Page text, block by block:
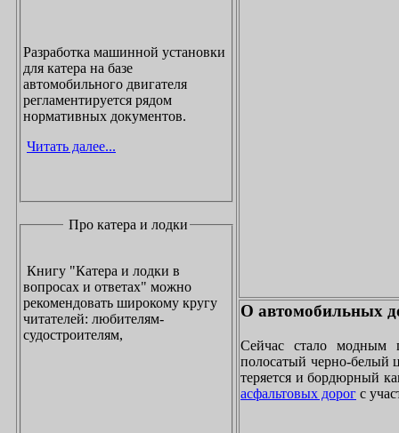
Разработка машинной установки
для катера на базе
автомобильного двигателя
регламентируется рядом
нормативных документов.
Читать далее...
Про катера и лодки
Книгу "Катера и лодки в
вопросах и ответах" можно
рекомендовать широкому кругу
читателей: любителям-
судостроителям,
О автомобильных
Сейчас стало модным
полосатый черно-белый
теряется и бордюрный
асфальтовых дорог с